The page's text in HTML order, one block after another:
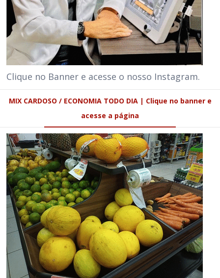
Clique no Banner e acesse o nosso Instagram.
MIX CARDOSO / ECONOMIA TODO DIA | Clique no banner e
acesse a página